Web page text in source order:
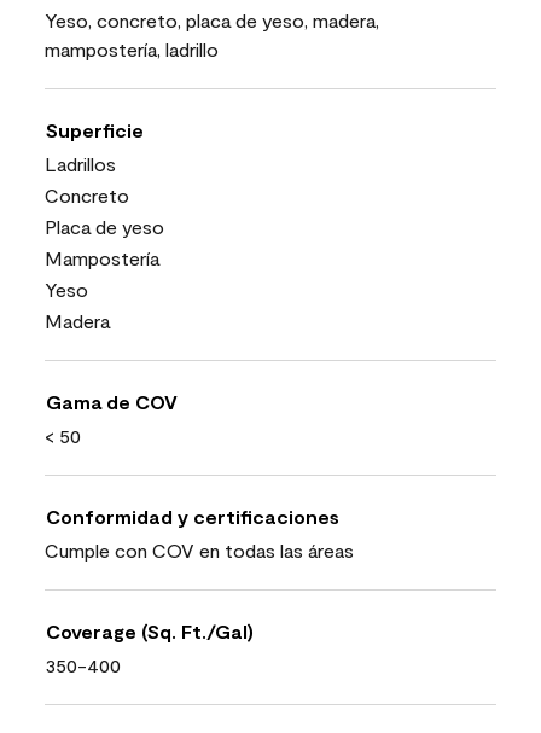
Yeso, concreto, placa de yeso, madera,
mampostería, ladrillo
Superficie
Ladrillos
Concreto
Placa de yeso
Mampostería
Yeso
Madera
Gama de COV
< 50
Conformidad y certificaciones
Cumple con COV en todas las áreas
Coverage (Sq. Ft./Gal)
350-400